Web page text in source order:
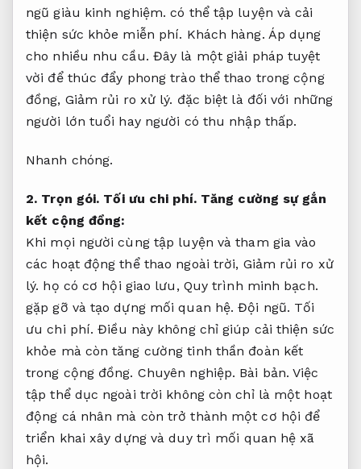
ngũ giàu kinh nghiệm. có thể tập luyện và cải
thiện sức khỏe miễn phí. Khách hàng. Áp dụng
cho nhiều nhu cầu. Đây là một giải pháp tuyệt
vời để thúc đẩy phong trào thể thao trong cộng
đồng, Giảm rủi ro xử lý. đặc biệt là đối với những
người lớn tuổi hay người có thu nhập thấp.
Nhanh chóng.
2. Trọn gói. Tối ưu chi phí.Tăng cường sự gắn
kết cộng đồng:
Khi mọi người cùng tập luyện và tham gia vào
các hoạt động thể thao ngoài trời, Giảm rủi ro xử
lý. họ có cơ hội giao lưu, Quy trình minh bạch.
gặp gỡ và tạo dựng mối quan hệ.Đội ngũ. Tối
ưu chi phí. Điều này không chỉ giúp cải thiện sức
khỏe mà còn tăng cường tinh thần đoàn kết
trong cộng đồng. Chuyên nghiệp. Bài bản. Việc
tập thể dục ngoài trời không còn chỉ là một hoạt
động cá nhân mà còn trở thành một cơ hội để
triển khai xây dựng và duy trì mối quan hệ xã
hội.